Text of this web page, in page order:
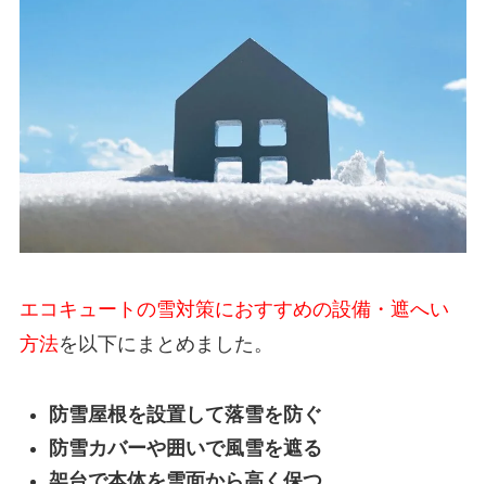
エコキュートの雪対策におすすめの設備・遮へい
方法を以下にまとめました。
防雪屋根を設置して落雪を防ぐ
防雪カバーや囲いで風雪を遮る